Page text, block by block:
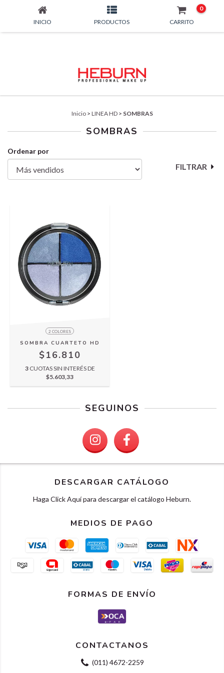
INICIO PRODUCTOS CARRITO
0
Inicio > LINEA HD > SOMBRAS
SOMBRAS
Ordenar por
FILTRAR
2 COLORES
SOMBRA CUARTETO HD
$16.810
3 CUOTAS SIN INTERÉS DE
$5.603,33
SEGUINOS
DESCARGAR CATÁLOGO
Haga Click Aquí para descargar el catálogo Heburn.
MEDIOS DE PAGO
FORMAS DE ENVÍO
CONTACTANOS
(011) 4672-2259